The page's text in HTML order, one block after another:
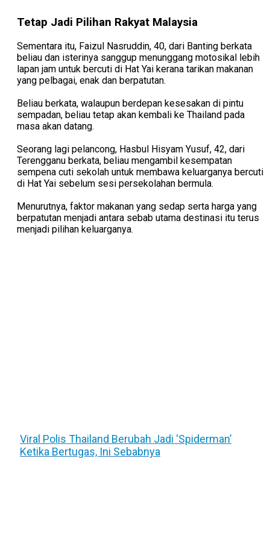
Tetap Jadi Pilihan Rakyat Malaysia
Sementara itu, Faizul Nasruddin, 40, dari Banting berkata
beliau dan isterinya sanggup menunggang motosikal lebih
lapan jam untuk bercuti di Hat Yai kerana tarikan makanan
yang pelbagai, enak dan berpatutan.
Beliau berkata, walaupun berdepan kesesakan di pintu
sempadan, beliau tetap akan kembali ke Thailand pada
masa akan datang.
Seorang lagi pelancong, Hasbul Hisyam Yusuf, 42, dari
Terengganu berkata, beliau mengambil kesempatan
sempena cuti sekolah untuk membawa keluarganya bercuti
di Hat Yai sebelum sesi persekolahan bermula.
Menurutnya, faktor makanan yang sedap serta harga yang
berpatutan menjadi antara sebab utama destinasi itu terus
menjadi pilihan keluarganya.
Viral Polis Thailand Berubah Jadi ‘Spiderman’
Ketika Bertugas, Ini Sebabnya